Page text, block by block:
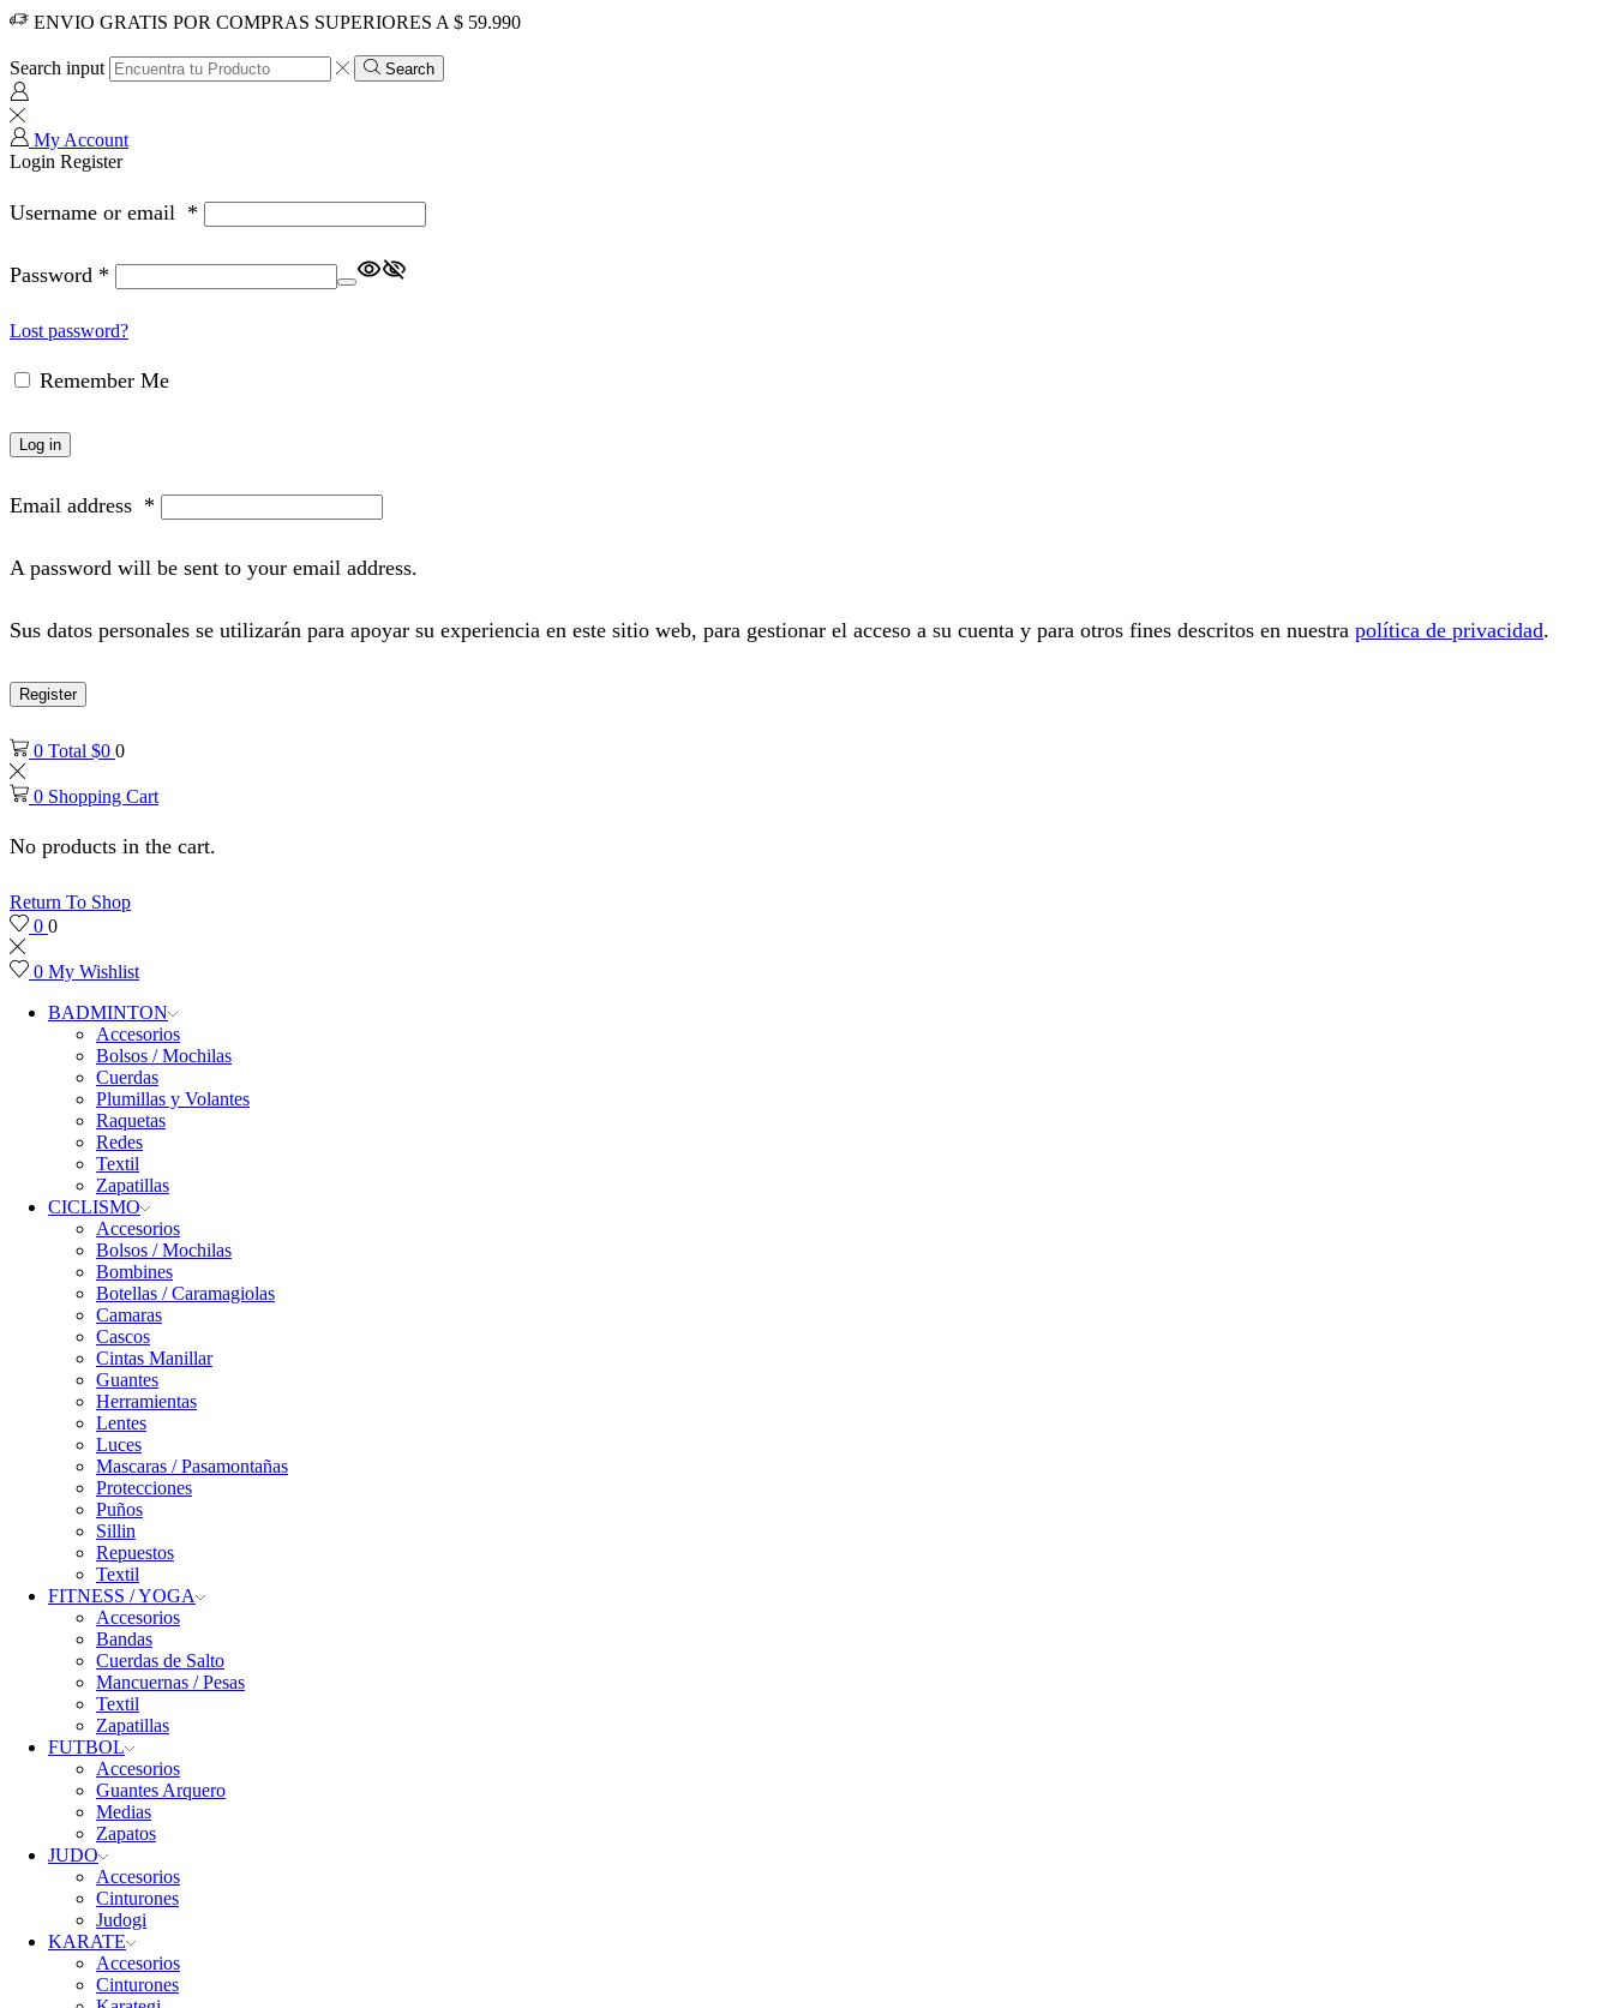
ENVIO GRATIS POR COMPRAS SUPERIORES A $ 59.990
Search input Search
My Account
Login Register
Username or email *
Password *
Lost password?
Remember Me
Log in
Email address *
A password will be sent to your email address.
Sus datos personales se utilizarán para apoyar su experiencia en este sitio web, para gestionar el acceso a su cuenta y para otros fines descritos en nuestra política de privacidad.
Register
0 Total $0 0
0 Shopping Cart
No products in the cart.
Return To Shop
0 0
0 My Wishlist
BADMINTON
Accesorios
Bolsos / Mochilas
Cuerdas
Plumillas y Volantes
Raquetas
Redes
Textil
Zapatillas
CICLISMO
Accesorios
Bolsos / Mochilas
Bombines
Botellas / Caramagiolas
Camaras
Cascos
Cintas Manillar
Guantes
Herramientas
Lentes
Luces
Mascaras / Pasamontañas
Protecciones
Puños
Sillin
Repuestos
Textil
FITNESS / YOGA
Accesorios
Bandas
Cuerdas de Salto
Mancuernas / Pesas
Textil
Zapatillas
FUTBOL
Accesorios
Guantes Arquero
Medias
Zapatos
JUDO
Accesorios
Cinturones
Judogi
KARATE
Accesorios
Cinturones